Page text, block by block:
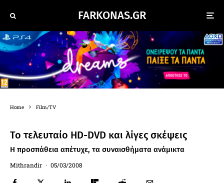
FARKONAS.GR
Home Film/TV
Το τελευταίο HD-DVD και λίγες σκέψεις
Η προσπάθεια απέτυχε, τα συναισθήματα ανάμικτα
Mithrandir · 05/03/2008